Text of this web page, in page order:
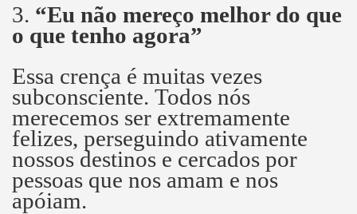
3. “Eu não mereço melhor do que
o que tenho agora”
Essa crença é muitas vezes
subconsciente. Todos nós
merecemos ser extremamente
felizes, perseguindo ativamente
nossos destinos e cercados por
pessoas que nos amam e nos
apóiam.